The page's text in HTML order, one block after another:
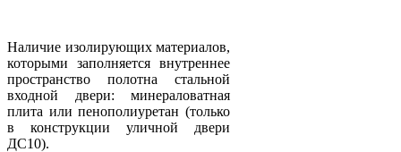
Наличие изолирующих материалов,
которыми заполняется внутреннее
пространство полотна стальной
входной двери: минераловатная
плита или пенополиуретан (только
в конструкции уличной двери
ДС10).